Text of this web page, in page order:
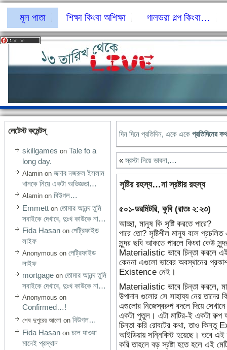
মূল পাতা শিক্ষা কিংবা অশিক্ষা গালভরা গল্প কিংবা…
লেটেস্ট কমেন্টস্‌
skillgames on Tale fo a
long day.
Alamin on জনাব নজরুল ইসলাম
খানকে নিয়ে একটা অভিজ্ঞতা…
Alamin on বিউগল…
Emmett on তোমার আনন্দ তুমি
সবাইকে দেখাবে, দুঃখ কাউকে না…
Fida Hasan on পেট্রিফাইড
লাইফ
Anonymous on পেট্রিফাইড
লাইফ
mortgage on তোমার আনন্দ তুমি
সবাইকে দেখাবে, দুঃখ কাউকে না…
Anonymous on
Confirmed…!
শেষ দুপুরের আলো on বিউগল…
Fida Hasan on চলে যাওয়া
মানেই প্রস্থান
দিন দিনে প্রতিদিন, একে একে প্রতিদিনের
« স্রস্টা নিয়ে ভাবনা,…
সৃষ্টির রহস্য…না স্রষ্টার রহস্য
৫০১-ডরমিটরি, কুবি (রাতঃ ২:২৩)
আচ্ছা, মানুষ কি সৃষ্টি করতে পারে?
পারে তো? সৃষ্টিশীল মানুষ বলে
সুন্দর ছবি আকতে পারলে কিংবা কেউ
Materialistic ভাবে চিন্তা করলে এই
কেননা এগুলো ভাবের অবস্থানের
Existence নেই।
Materialistic ভাবে চিন্তা করলে,
উপাদান গুলোর সে সাহায্য নেয়
এগুলোর নিজেস্বরুপ বদলে দিয়ে
একটা পুতুল। এটা মাটির-ই একটা রুপ
চিন্তা করি রোবটের কথা, তাও কিন্তু
আইডিয়ায় সন্নিবিস্ট হয়েছে। তবে এই
করি তাহলে বড় স্রষ্টা হতে হলে এই